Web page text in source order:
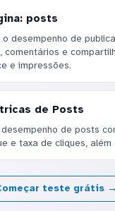
posts
o desempenho de
comentários e
e impressões.
de Posts
de posts
e taxa de cliques,
teste grátis →